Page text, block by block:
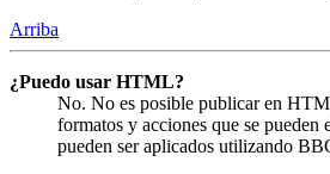
Arriba
¿Puedo usar HTML?
No. No es posible publicar en
formatos y acciones que se
pueden ser aplicados utilizando